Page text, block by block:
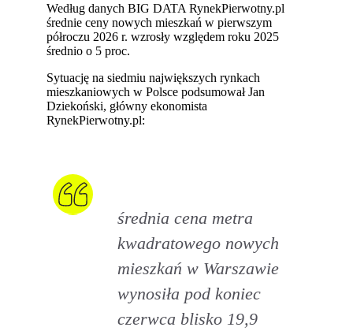
Według danych BIG DATA RynekPierwotny.pl
średnie ceny nowych mieszkań w pierwszym
półroczu 2026 r. wzrosły względem roku 2025
średnio o 5 proc.
Sytuację na siedmiu największych rynkach
mieszkaniowych w Polsce podsumował Jan
Dziekoński, główny ekonomista
RynekPierwotny.pl:
średnia cena metra
kwadratowego nowych
mieszkań w Warszawie
wynosiła pod koniec
czerwca blisko 19,9